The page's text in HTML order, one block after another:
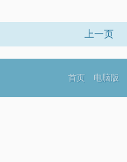
上一页
首页 电脑版